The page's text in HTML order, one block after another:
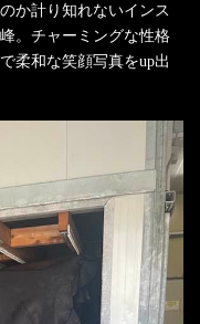
か計り知れないインス
。チャーミングな性格
柔和な笑顔写真をup出